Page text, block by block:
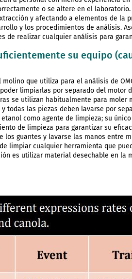
o se altere en el
y afectando a elementos de la
y los procedimientos de análisis.
de realizar cualquier análisis para
su equipo
molino que utiliza para el análisis de
limpiarlas por separado del motor
se utilizan habitualmente para moler
todas las piezas deben lavarse por
como agente de limpieza; su
de limpieza para garantizar su
los guantes y lavarse las manos entre
limpiar cualquier herramienta que
es utilizar material desechable en la